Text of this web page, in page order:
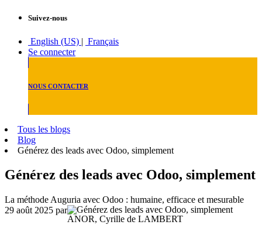
Suivez-nous
English (US) | Français
Se connecter
NOUS CONTACTER
Tous les blogs
Blog
Générez des leads avec Odoo, simplement
Générez des leads avec Odoo, simplement
La méthode Auguria avec Odoo : humaine, efficace et mesurable
29 août 2025 par
ANOR, Cyrille de LAMBERT